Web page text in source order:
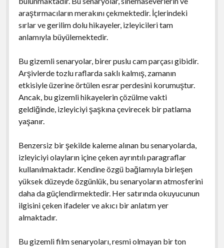
araştırmacıların merakını çekmektedir. İçlerindeki
sırlar ve gerilim dolu hikayeler, izleyicileri tam
anlamıyla büyülemektedir.
Bu gizemli senaryolar, birer puslu cam parçası gibidir.
Arşivlerde tozlu raflarda saklı kalmış, zamanın
etkisiyle üzerine örtülen esrar perdesini korumuştur.
Ancak, bu gizemli hikayelerin çözülme vakti
geldiğinde, izleyiciyi şaşkına çevirecek bir patlama
yaşanır.
Benzersiz bir şekilde kaleme alınan bu senaryolarda,
izleyiciyi olayların içine çeken ayrıntılı paragraflar
kullanılmaktadır. Kendine özgü bağlamıyla birleşen
yüksek düzeyde özgünlük, bu senaryoların atmosferini
daha da güçlendirmektedir. Her satırında okuyucunun
ilgisini çeken ifadeler ve akıcı bir anlatım yer
almaktadır.
Bu gizemli film senaryoları, resmi olmayan bir ton